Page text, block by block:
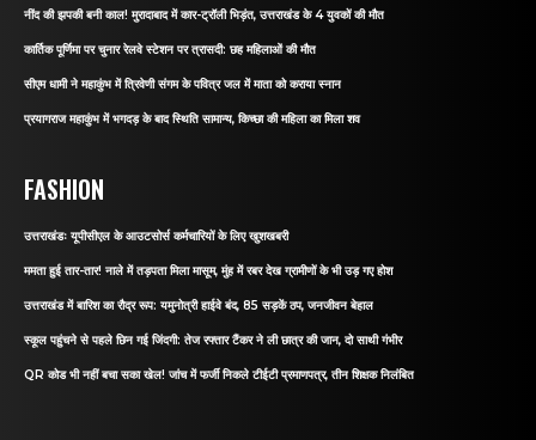
नींद की झपकी बनी काल! मुरादाबाद में कार-ट्रॉली भिड़ंत, उत्तराखंड के 4 युवकों की मौत
कार्तिक पूर्णिमा पर चुनार रेलवे स्टेशन पर त्रासदी: छह महिलाओं की मौत
सीएम धामी ने महाकुंभ में त्रिवेणी संगम के पवित्र जल में माता को कराया स्नान
प्रयागराज महाकुंभ में भगदड़ के बाद स्थिति सामान्य, किच्छा की महिला का मिला शव
FASHION
उत्तराखंडः यूपीसीएल के आउटसोर्स कर्मचारियों के लिए खुशखबरी
ममता हुई तार-तार! नाले में तड़पता मिला मासूम, मुंह में रबर देख ग्रामीणों के भी उड़ गए होश
उत्तराखंड में बारिश का रौद्र रूप: यमुनोत्री हाईवे बंद, 85 सड़कें ठप, जनजीवन बेहाल
स्कूल पहुंचने से पहले छिन गई जिंदगी: तेज रफ्तार टैंकर ने ली छात्र की जान, दो साथी गंभीर
QR कोड भी नहीं बचा सका खेल! जांच में फर्जी निकले टीईटी प्रमाणपत्र, तीन शिक्षक निलंबित